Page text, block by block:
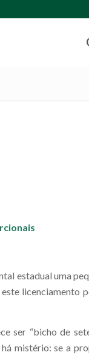
estadual uma
licenciamento
ser “bicho de
mistério: se a